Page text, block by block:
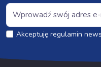
Akceptuję regulamin